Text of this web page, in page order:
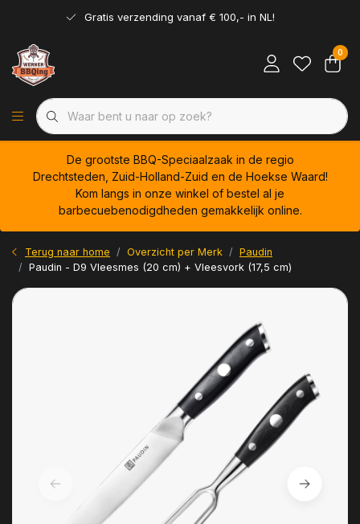
Gratis verzending vanaf € 100,- in NL!
0
De grootste BBQ-Speciaalzaak in de regio
Drechtsteden, Zuid-Holland-Zuid en de Hoekse Waard!
Kom langs in onze winkel of bestel al je
barbecuebenodigdheden gemakkelijk online.
Terug naar home Overzicht per Merk
Paudin
Paudin - D9 Vleesmes (20 cm) + Vleesvork (17,5 cm)